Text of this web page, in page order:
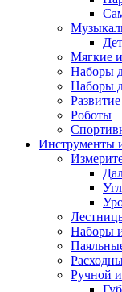
Мягкие
Наборы
Наборы
Роботы
Инструменты
Наборы
Ручной